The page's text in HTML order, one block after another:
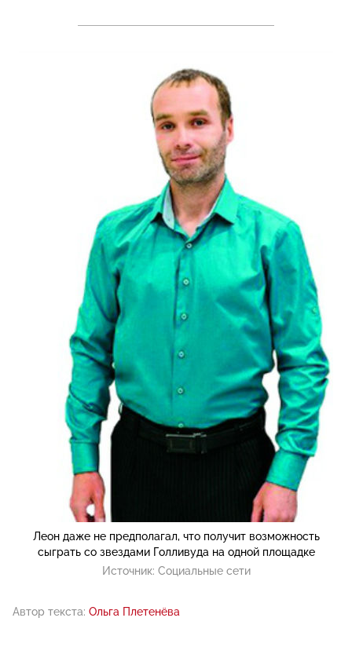
Леон даже не предполагал, что получит возможность
сыграть со звездами Голливуда на одной площадке
Источник: Социальные сети
Автор текста: Ольга Плетенёва